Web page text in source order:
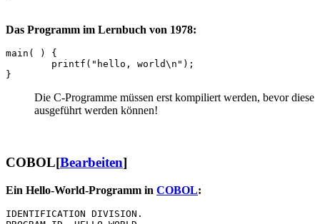
Das Programm im Lernbuch von 1978:
main( ) {
        printf("hello, world\n");
Die C-Programme müssen erst kompiliert werden, bevor diese
ausgeführt werden können!
COBOL[Bearbeiten]
Ein Hello-World-Programm in COBOL:
IDENTIFICATION DIVISION.